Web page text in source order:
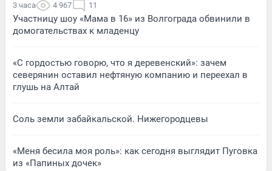
3 часа 4 967 11
Участницу шоу «Мама в 16» из Волгограда обвинили в
домогательствах к младенцу
«С гордостью говорю, что я деревенский»: зачем
северянин оставил нефтяную компанию и переехал в
глушь на Алтай
Соль земли забайкальской. Нижегородцевы
«Меня бесила моя роль»: как сегодня выглядит Пуговка
из «Папиных дочек»